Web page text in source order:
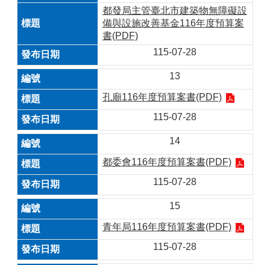
都發局主管臺北市建築物無障礙設
備與設施改善基金116年度預算案
書(PDF)
115-07-28
13
孔廟116年度預算案書(PDF)
115-07-28
14
都委會116年度預算案書(PDF)
115-07-28
15
青年局116年度預算案書(PDF)
115-07-28